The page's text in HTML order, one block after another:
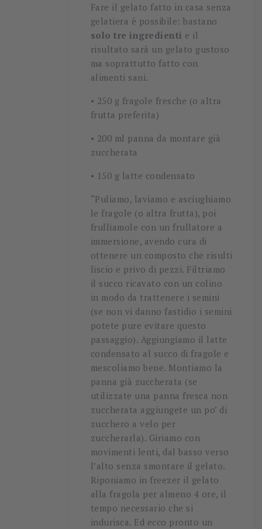
Fare il gelato fatto in casa senza
gelatiera è possibile: bastano
solo tre ingredienti e il
risultato sarà un gelato gustoso
ma soprattutto fatto con
alimenti sani.
• 250 g fragole fresche (o altra
frutta preferita)
• 200 ml panna da montare già
zuccherata
• 150 g latte condensato
“Puliamo, laviamo e asciughiamo
le fragole (o altra frutta), poi
frulliamole con un frullatore a
immersione, avendo cura di
ottenere un composto che risulti
liscio e privo di pezzi. Filtriamo
il succo ricavato con un colino
in modo da trattenere i semini
(se non vi danno fastidio i semini
potete pure evitare questo
passaggio). Aggiungiamo il latte
condensato al succo di fragole e
mescoliamo bene. Montiamo la
panna già zuccherata (se
utilizzate una panna fresca non
zuccherata aggiungete un po’ di
zucchero a velo per
zuccherarla). Giriamo con
movimenti lenti, dal basso verso
l’alto senza smontare il gelato.
Riponiamo in freezer il gelato
alla fragola per almeno 4 ore, il
tempo necessario che si
indurisca. Ed ecco pronto un